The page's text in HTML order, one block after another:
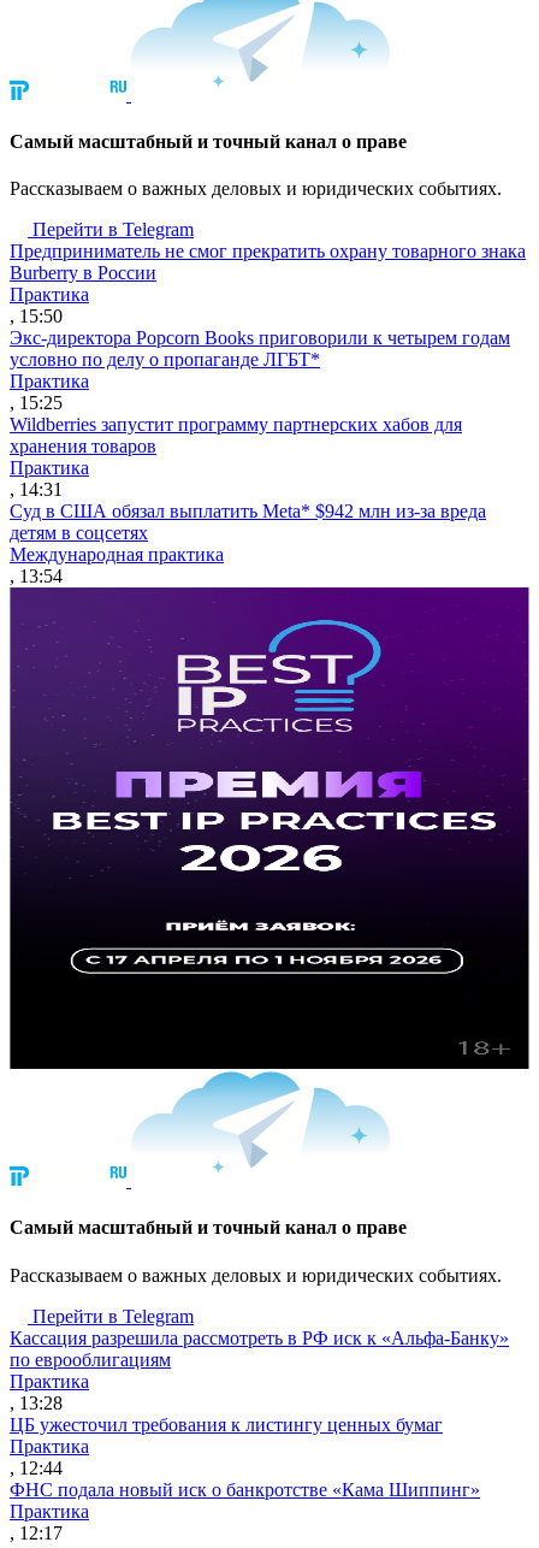
Cамый масштабный и точный канал о праве
Рассказываем о важных деловых и юридических событиях.
Перейти в Telegram
Предприниматель не смог прекратить охрану товарного знака
Burberry в России
Практика
, 15:50
Экс-директора Popcorn Books приговорили к четырем годам
условно по делу о пропаганде ЛГБТ*
Практика
, 15:25
Wildberries запустит программу партнерских хабов для
хранения товаров
Практика
, 14:31
Суд в США обязал выплатить Meta* $942 млн из-за вреда
детям в соцсетях
Международная практика
, 13:54
Cамый масштабный и точный канал о праве
Рассказываем о важных деловых и юридических событиях.
Перейти в Telegram
Кассация разрешила рассмотреть в РФ иск к «Альфа-Банку»
по еврооблигациям
Практика
, 13:28
ЦБ ужесточил требования к листингу ценных бумаг
Практика
, 12:44
ФНС подала новый иск о банкротстве «Кама Шиппинг»
Практика
, 12:17